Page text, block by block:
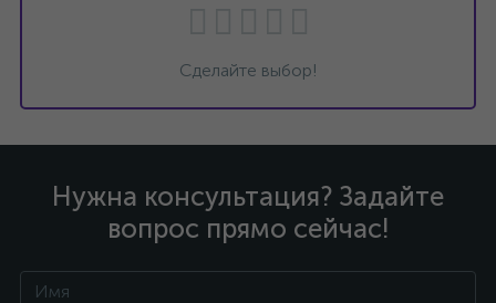
Сделайте выбор!
Нужна консультация? Задайте
вопрос прямо сейчас!